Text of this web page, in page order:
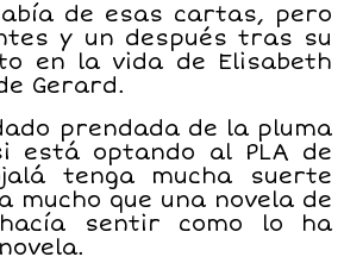
de esas cartas, pero
y un después tras su
en la vida de Elisabeth
Gerard.
prendada de la pluma
está optando al PLA de
tenga mucha suerte
mucho que una novela de
sentir como lo ha